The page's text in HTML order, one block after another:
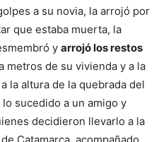
a su novia, la arrojó por
que estaba muerta, la
y arrojó los restos
metros de su vivienda y a la
la altura de la quebrada del
lo sucedido a un amigo y
decidieron llevarlo a la
Catamarca, acompañado